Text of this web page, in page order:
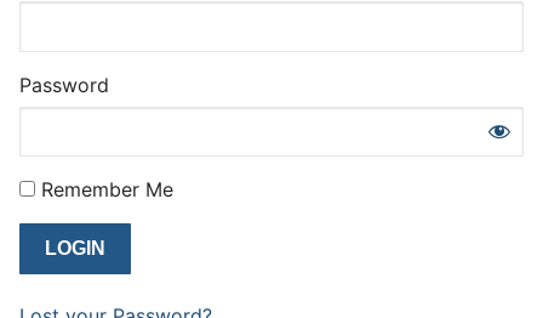
Password
Remember Me